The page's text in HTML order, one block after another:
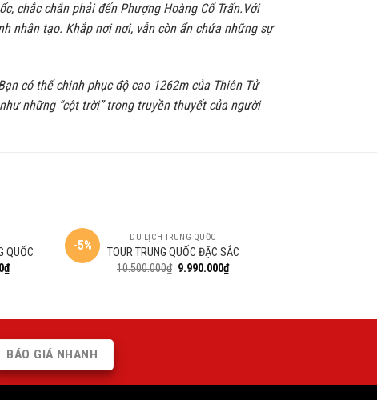
, chắc chắn phải đến Phượng Hoàng Cổ Trấn.Với
nhân tạo. Khắp nơi nơi, vẫn còn ẩn chứa những sự
có thể chinh phục độ cao 1262m của Thiên Tử
những “cột trời” trong truyền thuyết của người
QUỐC
₫
-5%
DU LỊCH TRUNG QUỐC
TOUR TRUNG QUỐC ĐẶC SẮC
10.500.000₫ 9.990.000₫
BÁO GIÁ NHANH